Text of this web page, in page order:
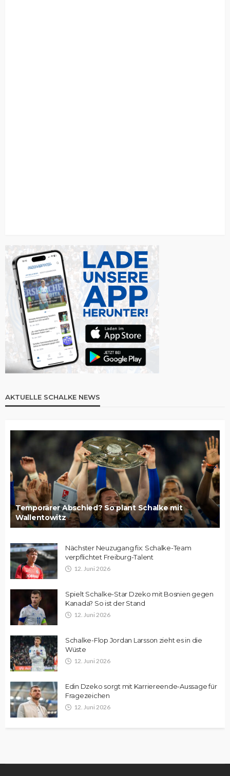
AKTUELLE SCHALKE NEWS
Temporärer Abschied? So plant Schalke mit
Wallentowitz
Nächster Neuzugang fix: Schalke-Team
verpflichtet Freiburg-Talent
12. Juni 2026
Spielt Schalke-Star Dzeko mit Bosnien gegen
Kanada? So ist der Stand
12. Juni 2026
Schalke-Flop Jordan Larsson zieht es in die
Wüste
12. Juni 2026
Edin Dzeko sorgt mit Karriereende-Aussage für
Fragezeichen
12. Juni 2026